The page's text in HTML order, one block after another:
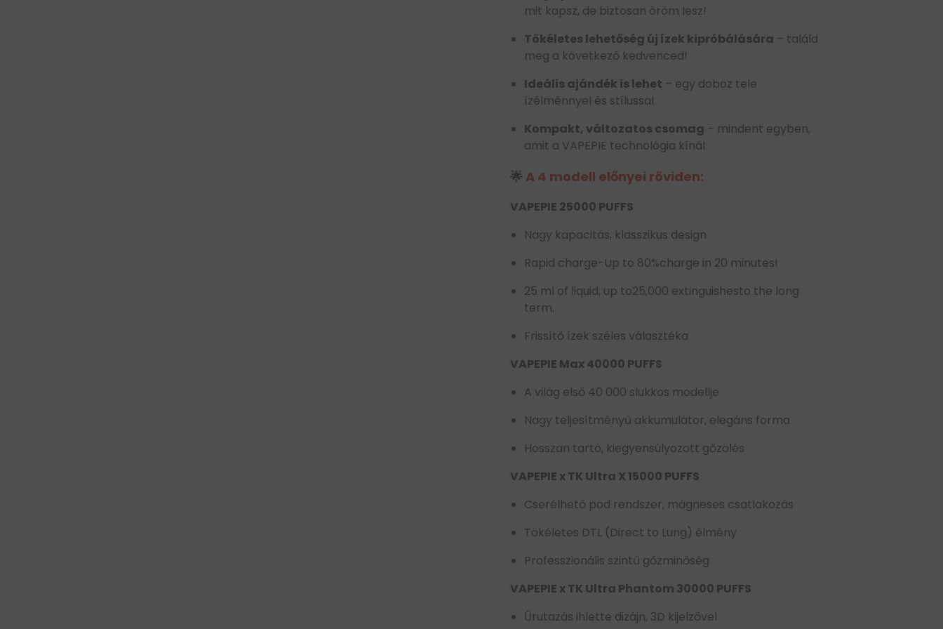
mit kapsz, de biztosan öröm lesz!
Tökéletes lehetőség új ízek kipróbálására – találd
meg a következő kedvenced!
Ideális ajándék is lehet – egy doboz tele
ízélménnyel és stílussal
Kompakt, változatos csomag – mindent egyben,
amit a VAPEPIE technológia kínál
🌟 A 4 modell előnyei röviden:
VAPEPIE 25000 PUFFS
Nagy kapacitás, klasszikus design
Rapid charge-Up to 80%charge in 20 minutes!
25 ml of liquid, up to25,000 extinguishesto the long
term.
Frissítő ízek széles választéka
VAPEPIE Max 40000 PUFFS
A világ első 40 000 slukkos modellje
Nagy teljesítményű akkumulátor, elegáns forma
Hosszan tartó, kiegyensúlyozott gőzölés
VAPEPIE x TK Ultra X 15000 PUFFS
Cserélhető pod rendszer, mágneses csatlakozás
Tökéletes DTL (Direct to Lung) élmény
Professzionális szintű gőzminőség
VAPEPIE x TK Ultra Phantom 30000 PUFFS
Űrutazás ihlette dizájn, 3D kijelzővel